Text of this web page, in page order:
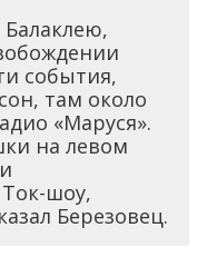
события,
там около
«Маруся».
на левом
шоу,
Березовец.